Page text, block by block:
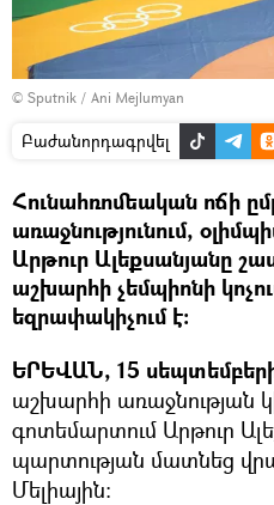
© Sputnik / Ani Mejlumyan
Բաժանորդագրվել
Հունահռոմեական ոճի
առաջնությունում,
Արթուր Ալեքսանյանը
աշխարհի չեմպիոնի
եզրափակիչում է:
ԵՐԵՎԱՆ, 15
աշխարհի առաջնության
գոտեմարտում Արթուր
պարտության մատնեց
Մելիային: